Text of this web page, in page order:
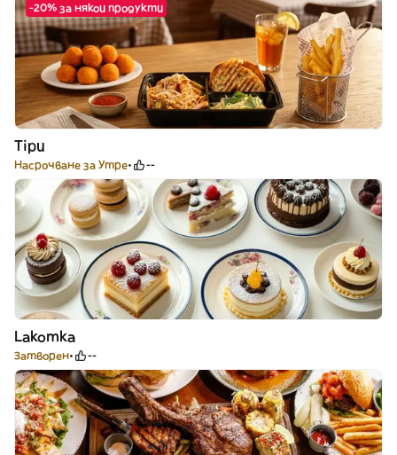
-20% за някои продукти
Tipu
Насрочване за Утре --
Lakomka
Затворен --